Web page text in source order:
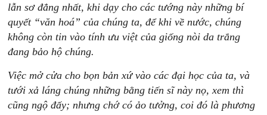
lẫn sơ đẳng nhất, khi dạy cho các tướng này những bí
quyết “văn hoá” của chúng ta, để khi về nước, chúng
không còn tin vào tính ưu việt của giống nòi da trắng
đang bảo hộ chúng.
Việc mở cửa cho bọn bản xứ vào các đại học của ta, và
tưới xả láng chúng những bằng tiến sĩ này nọ, xem thì
cũng ngộ đấy; nhưng chớ có ảo tưởng, coi đó là phương